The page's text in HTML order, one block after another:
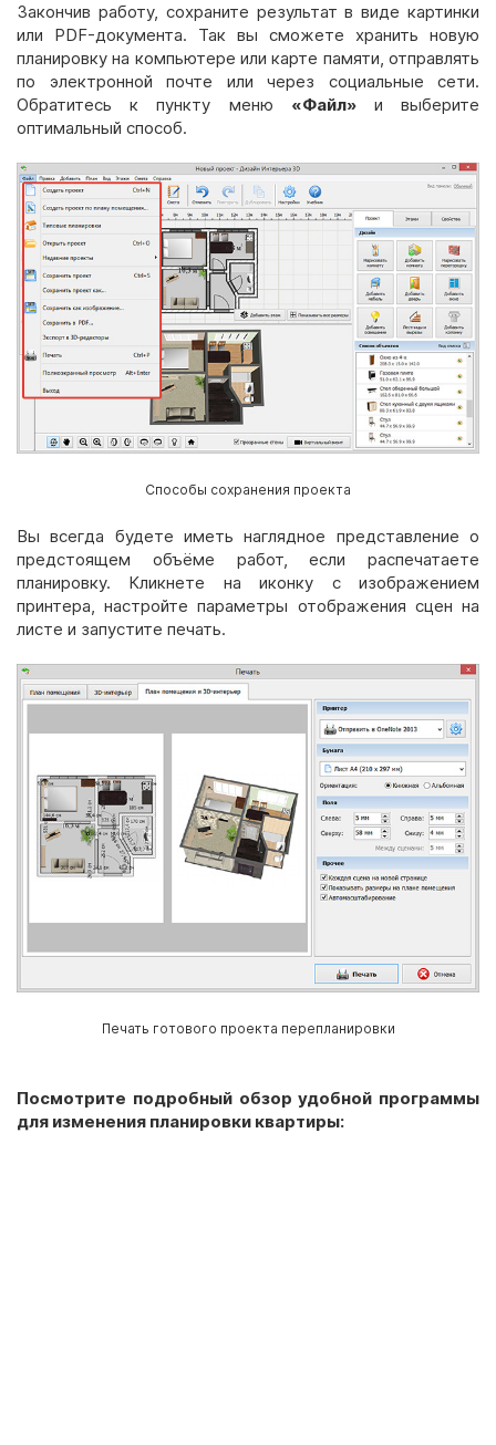
Закончив работу, сохраните результат в виде картинки
или PDF-документа. Так вы сможете хранить новую
планировку на компьютере или карте памяти, отправлять
по электронной почте или через социальные сети.
Обратитесь к пункту меню «Файл»и выберите
оптимальный способ.
Способы сохранения проекта
Вы всегда будете иметь наглядное представление о
предстоящем объёме работ, если распечатаете
планировку. Кликнете на иконку с изображением
принтера, настройте параметры отображения сцен на
листе и запустите печать.
Печать готового проекта перепланировки
Посмотрите подробный обзор удобной программы
для изменения планировки квартиры: